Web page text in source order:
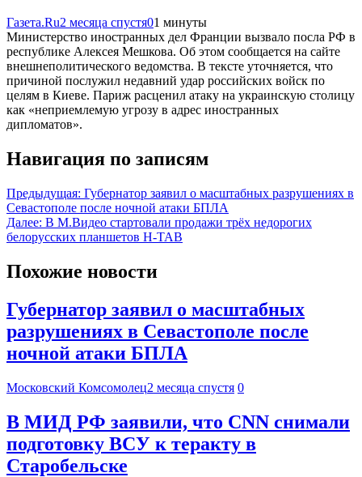
Газета.Ru2 месяца спустя01 минуты
Министерство иностранных дел Франции вызвало посла РФ в
республике Алексея Мешкова. Об этом сообщается на сайте
внешнеполитического ведомства. В тексте уточняется, что
причиной послужил недавний удар российских войск по
целям в Киеве. Париж расценил атаку на украинскую столицу
как «неприемлемую угрозу в адрес иностранных
дипломатов».
Навигация по записям
Предыдущая: Губернатор заявил о масштабных разрушениях в
Севастополе после ночной атаки БПЛА
Далее: В М.Видео стартовали продажи трёх недорогих
белорусских планшетов H-TAB
Похожие новости
Губернатор заявил о масштабных
разрушениях в Севастополе после
ночной атаки БПЛА
Московский Комсомолец2 месяца спустя 0
В МИД РФ заявили, что CNN снимали
подготовку ВСУ к теракту в
Старобельске